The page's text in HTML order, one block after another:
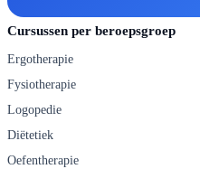
Cursussen per beroepsgroep
Ergotherapie
Fysiotherapie
Logopedie
Diëtetiek
Oefentherapie